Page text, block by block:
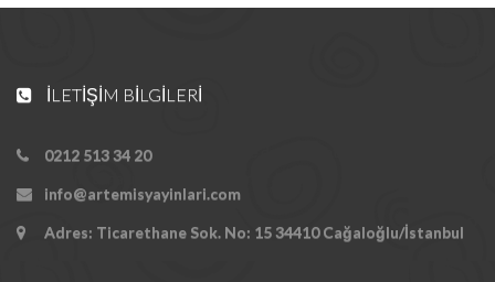
İLETIŞIM BILGILERI
0212 513 34 20
info@artemisyayinlari.com
Adres: Ticarethane Sok. No: 15 34410 Cağaloğlu/İstanbul